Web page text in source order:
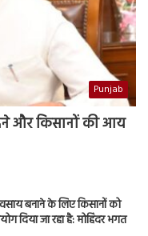
Punjab
और किसानों की आय
बनाने के लिए किसानों को
दिया जा रहा है: मोहिंदर भगत